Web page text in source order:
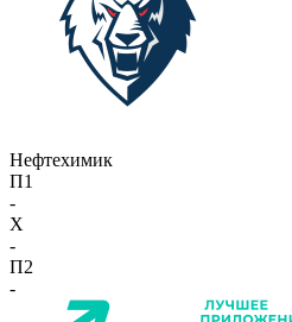
Нефтехимик
П1
-
X
-
П2
-